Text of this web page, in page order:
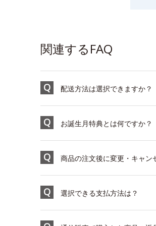
関連するFAQ
配送方法は選択できますか？
お誕生月特典とは何ですか？
商品の注文後に変更・キャ
選択できる支払方法は？